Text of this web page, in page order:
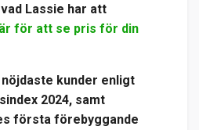
Lassie har att
för att se pris för din
kunder enligt
2024, samt
första förebyggande